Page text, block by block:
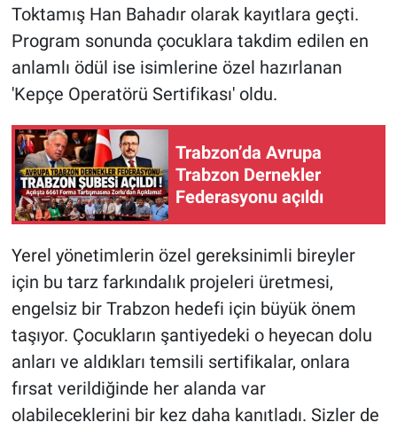
Toktamış Han Bahadır olarak kayıtlara geçti.
Program sonunda çocuklara takdim edilen en
anlamlı ödül ise isimlerine özel hazırlanan
'Kepçe Operatörü Sertifikası' oldu.
Trabzon’da Avrupa
Trabzon Dernekler
Federasyonu açıldı
Yerel yönetimlerin özel gereksinimli bireyler
için bu tarz farkındalık projeleri üretmesi,
engelsiz bir Trabzon hedefi için büyük önem
taşıyor. Çocukların şantiyedeki o heyecan dolu
anları ve aldıkları temsili sertifikalar, onlara
fırsat verildiğinde her alanda var
olabileceklerini bir kez daha kanıtladı. Sizler de